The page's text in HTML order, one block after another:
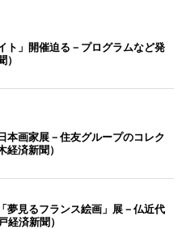
ト」開催迫る－プログラムなど発
本画家展－住友グループのコレク
経済新聞）
夢見るフランス絵画」展－仏近代
経済新聞）